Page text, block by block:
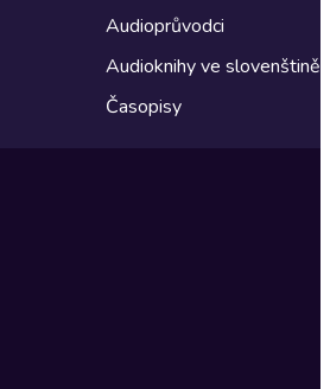
Audioprůvodci
Audioknihy ve slovenštině
Časopisy